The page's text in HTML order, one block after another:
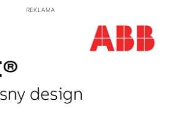
REKLAMA